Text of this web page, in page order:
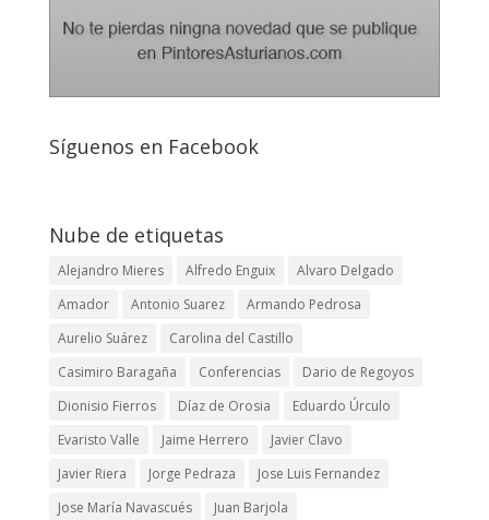
Síguenos en Facebook
Nube de etiquetas
Alejandro Mieres Alfredo Enguix
Alvaro Delgado
Amador
Antonio Suarez
Armando Pedrosa
Aurelio Suárez
Carolina del Castillo
Casimiro Baragaña
Conferencias
Dario de Regoyos
Dionisio Fierros
Díaz de Orosia
Eduardo Úrculo
Evaristo Valle
Jaime Herrero
Javier Clavo
Javier Riera
Jorge Pedraza
Jose Luis Fernandez
Jose María Navascués
Juan Barjola